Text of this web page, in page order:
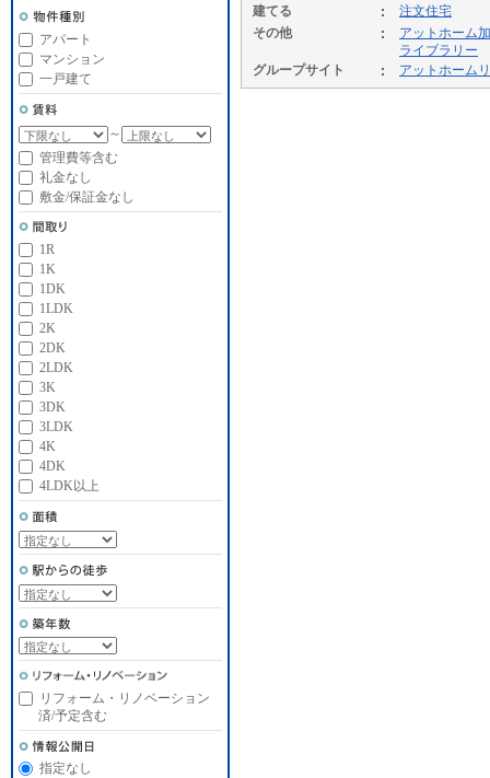
建てる
注文住宅
その他
アットホーム
ライブラリー
グループサイト
アットホーム
アパート
マンション
一戸建て
～
管理費等含む
礼金なし
敷金/保証金なし
1R
1K
1DK
1LDK
2K
2DK
2LDK
3K
3DK
3LDK
4K
4DK
4LDK以上
リフォーム・リノベーション
済/予定含む
指定なし